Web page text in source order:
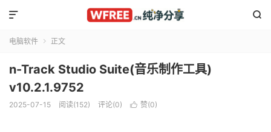


电脑软件  正文
n-Track Studio Suite(音乐制作工具)
v10.2.1.9752
2025-07-15 阅读(152) 评论(0)  赞(0)